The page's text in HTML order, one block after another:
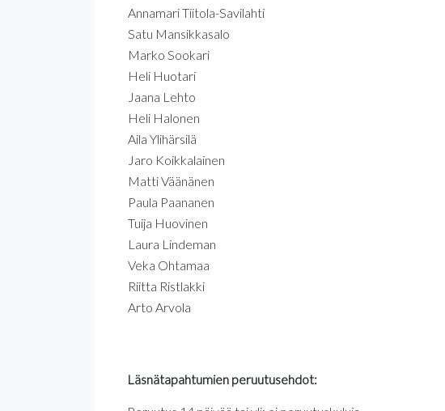
Annamari Tiitola-Savilahti
Satu Mansikkasalo
Marko Sookari
Heli Huotari
Jaana Lehto
Heli Halonen
Aila Ylihärsilä
Jaro Koikkalainen
Matti Väänänen
Paula Paananen
Tuija Huovinen
Laura Lindeman
Veka Ohtamaa
Riitta Ristlakki
Arto Arvola
Läsnätapahtumien peruutusehdot: